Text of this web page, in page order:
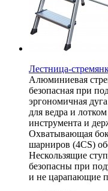
Лестница-
Алюминиевая
безопасная при
эргономичная
для ведра и
инструмента и
Охватывающая
шарниров (4CS)
Нескользящие
безопасны при
и не царапающие